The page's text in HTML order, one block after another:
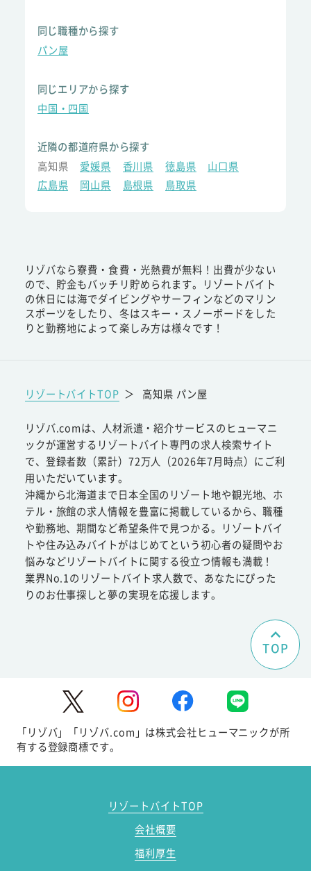
同じ職種から探す
パン屋
同じエリアから探す
中国・四国
近隣の都道府県から探す
高知県
愛媛県 香川県 徳島県
山口県
広島県
岡山県 島根県 鳥取県
リゾバなら寮費・食費・光熱費が無料！出費が少ない
ので、貯金もバッチリ貯められます。リゾートバイト
の休日には海でダイビングやサーフィンなどのマリン
スポーツをしたり、冬はスキー・スノーボードをした
りと勤務地によって楽しみ方は様々です！
リゾートバイトTOP ＞ 高知県 パン屋
リゾバ.comは、人材派遣・紹介サービスのヒューマニ
ックが運営するリゾートバイト専門の求人検索サイト
で、登録者数（累計）72万人（2026年7月時点）にご利
用いただいています。
沖縄から北海道まで日本全国のリゾート地や観光地、ホ
テル・旅館の求人情報を豊富に掲載しているから、職種
や勤務地、期間など希望条件で見つかる。リゾートバイ
トや住み込みバイトがはじめてという初心者の疑問やお
悩みなどリゾートバイトに関する役立つ情報も満載！
業界No.1のリゾートバイト求人数で、あなたにぴった
りのお仕事探しと夢の実現を応援します。
TOP
「リゾバ」「リゾバ.com」は株式会社ヒューマニックが所
有する登録商標です。
リゾートバイトTOP
会社概要
福利厚生